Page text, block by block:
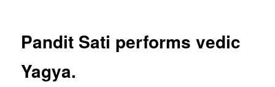
Pandit Sati performs vedic
Yagya.